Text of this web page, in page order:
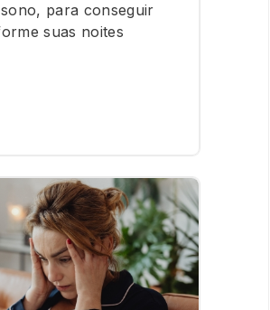
para conseguir
suas noites